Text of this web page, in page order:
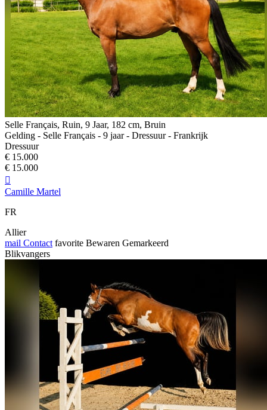
Selle Français, Ruin, 9 Jaar, 182 cm, Bruin
Gelding - Selle Français - 9 jaar - Dressuur - Frankrijk
Dressuur
€ 15.000
€ 15.000

Camille Martel
FR
Allier
mail Contact favorite Bewaren Gemarkeerd
Blikvangers